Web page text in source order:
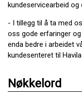
kundeservicearbeid og
- I tillegg til å ta med
oss gode erfaringer
enda bedre i arbeidet
kundesenteret til
Nøkkelord